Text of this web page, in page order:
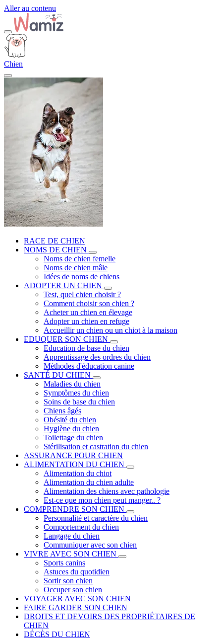
Aller au contenu
Chien
RACE DE CHIEN
NOMS DE CHIEN
Noms de chien femelle
Noms de chien mâle
Idées de noms de chiens
ADOPTER UN CHIEN
Test, quel chien choisir ?
Comment choisir son chien ?
Acheter un chien en élevage
Adopter un chien en refuge
Accueillir un chien ou un chiot à la maison
EDUQUER SON CHIEN
Education de base du chien
Apprentissage des ordres du chien
Méthodes d'éducation canine
SANTÉ DU CHIEN
Maladies du chien
Symptômes du chien
Soins de base du chien
Chiens âgés
Obésité du chien
Hygiène du chien
Toilettage du chien
Stérilisation et castration du chien
ASSURANCE POUR CHIEN
ALIMENTATION DU CHIEN
Alimentation du chiot
Alimentation du chien adulte
Alimentation des chiens avec pathologie
Est-ce que mon chien peut manger.. ?
COMPRENDRE SON CHIEN
Personnalité et caractère du chien
Comportement du chien
Langage du chien
Communiquer avec son chien
VIVRE AVEC SON CHIEN
Sports canins
Astuces du quotidien
Sortir son chien
Occuper son chien
VOYAGER AVEC SON CHIEN
FAIRE GARDER SON CHIEN
DROITS ET DEVOIRS DES PROPRIÉTAIRES DE
CHIEN
DÉCÈS DU CHIEN